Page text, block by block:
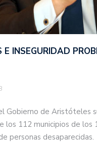
E INSEGURIDAD
Gobierno de Aristóteles
los 112 municipios de
personas